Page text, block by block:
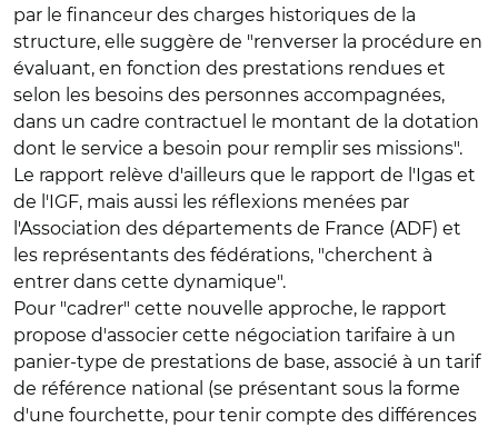
par le financeur des charges historiques de la
structure, elle suggère de "renverser la procédure en
évaluant, en fonction des prestations rendues et
selon les besoins des personnes accompagnées,
dans un cadre contractuel le montant de la dotation
dont le service a besoin pour remplir ses missions".
Le rapport relève d'ailleurs que le rapport de l'Igas et
de l'IGF, mais aussi les réflexions menées par
l'Association des départements de France (ADF) et
les représentants des fédérations, "cherchent à
entrer dans cette dynamique".
Pour "cadrer" cette nouvelle approche, le rapport
propose d'associer cette négociation tarifaire à un
panier-type de prestations de base, associé à un tarif
de référence national (se présentant sous la forme
d'une fourchette, pour tenir compte des différences